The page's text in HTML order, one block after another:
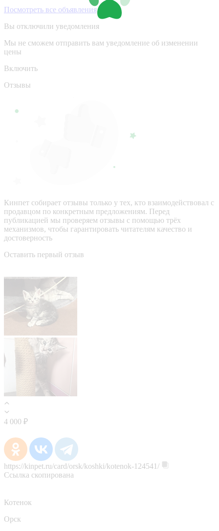
Посмотреть все объявления
Вы отключили уведомления
Мы не сможем отправить вам уведомление об изменении
цены
Включить
Отзывы
Кинпет собирает отзывы только у тех, кто взаимодействовал с
продавцом по конкретным предложениям. Перед
публикацией мы проверяем отзывы с помощью трёх
механизмов, чтобы гарантировать читателям качество и
достоверность
Оставить первый отзыв
4 000 ₽
https://kinpet.ru/card/orsk/koshki/kotenok-124541/
Ссылка скопирована
Котенок
Орск